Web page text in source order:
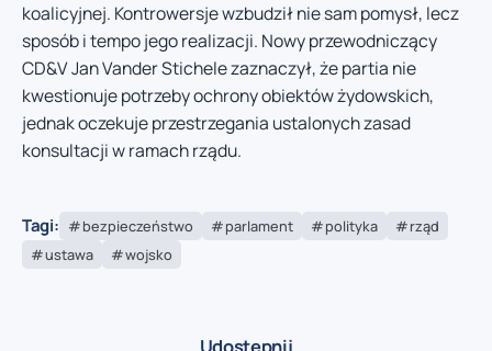
koalicyjnej. Kontrowersje wzbudził nie sam pomysł, lecz
sposób i tempo jego realizacji. Nowy przewodniczący
CD&V Jan Vander Stichele zaznaczył, że partia nie
kwestionuje potrzeby ochrony obiektów żydowskich,
jednak oczekuje przestrzegania ustalonych zasad
konsultacji w ramach rządu.
Tagi: bezpieczeństwo parlament polityka
rząd
ustawa
wojsko
Udostępnij